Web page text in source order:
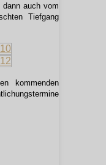
dann auch vom
Tiefgang
kommenden